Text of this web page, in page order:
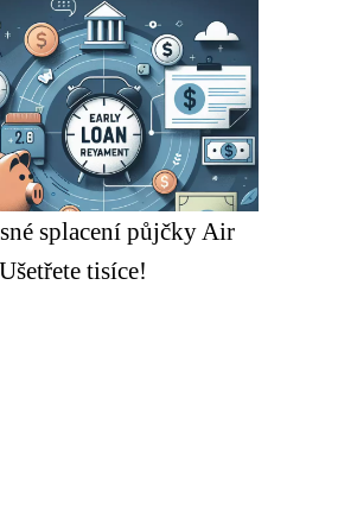
splacení půjčky Air
tisíce!